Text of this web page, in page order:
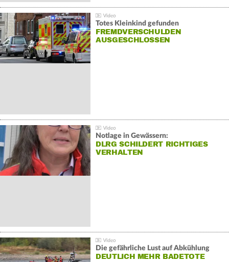
Totes Kleinkind gefunden
FREMDVERSCHULDEN
AUSGESCHLOSSEN
Notlage in Gewässern:
DLRG SCHILDERT RICHTIGES
VERHALTEN
Die gefährliche Lust auf Abkühlung
DEUTLICH MEHR BADETOTE